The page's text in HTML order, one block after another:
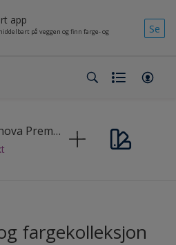
app
på veggen og finn farge- og
Se
Nordsjö Tinova Premium Exterior+
fargekolleksjon